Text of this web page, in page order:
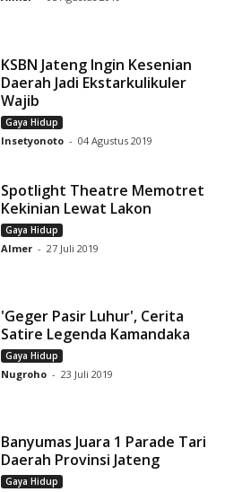
KSBN Jateng Ingin Kesenian
Daerah Jadi Ekstarkulikuler
Wajib
Gaya Hidup
Insetyonoto - 04 Agustus 2019
Spotlight Theatre Memotret
Kekinian Lewat Lakon
Gaya Hidup
Almer - 27 Juli 2019
'Geger Pasir Luhur', Cerita
Satire Legenda Kamandaka
Gaya Hidup
Nugroho - 23 Juli 2019
Banyumas Juara 1 Parade Tari
Daerah Provinsi Jateng
Gaya Hidup